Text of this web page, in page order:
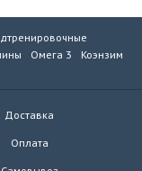
Омега 3
Коэнзим
Доставка
Оплата